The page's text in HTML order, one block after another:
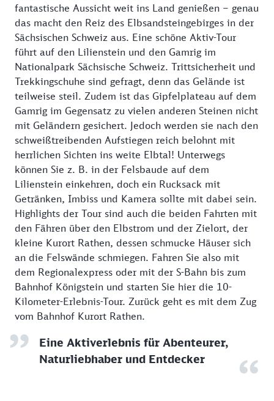
fantastische Aussicht weit ins Land genießen – genau
das macht den Reiz des Elbsandsteingebirges in der
Sächsischen Schweiz aus. Eine schöne Aktiv-Tour
führt auf den Lilienstein und den Gamrig im
Nationalpark Sächsische Schweiz. Trittsicherheit und
Trekkingschuhe sind gefragt, denn das Gelände ist
teilweise steil. Zudem ist das Gipfelplateau auf dem
Gamrig im Gegensatz zu vielen anderen Steinen nicht
mit Geländern gesichert. Jedoch werden sie nach den
schweißtreibenden Aufstiegen reich belohnt mit
herrlichen Sichten ins weite Elbtal! Unterwegs
können Sie z. B. in der Felsbaude auf dem
Lilienstein einkehren, doch ein Rucksack mit
Getränken, Imbiss und Kamera sollte mit dabei sein.
Highlights der Tour sind auch die beiden Fahrten mit
den Fähren über den Elbstrom und der Zielort, der
kleine Kurort Rathen, dessen schmucke Häuser sich
an die Felswände schmiegen. Fahren Sie also mit
dem Regionalexpress oder mit der S-Bahn bis zum
Bahnhof Königstein und starten Sie hier die 10-
Kilometer-Erlebnis-Tour. Zurück geht es mit dem Zug
vom Bahnhof Kurort Rathen.
Eine Aktiverlebnis für Abenteurer,
Naturliebhaber und Entdecker